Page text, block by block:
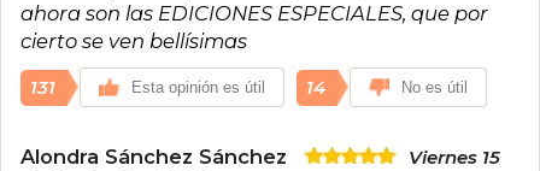
ahora son las EDICIONES ESPECIALES, que por
cierto se ven bellísimas
131 Esta opinión es útil 14 No es útil
Alondra Sánchez Sánchez
Viernes 15